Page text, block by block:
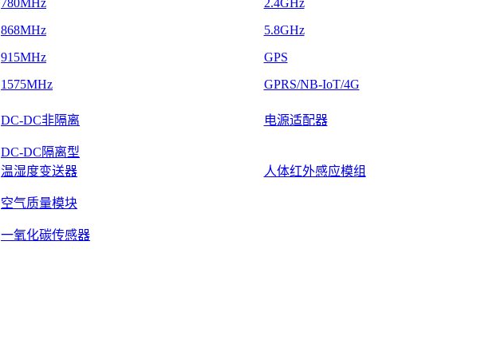
868MHz
915MHz
1575MHz
5.8GHz
GPS
GPRS/NB-IoT/4G
DC-DC非隔离
DC-DC隔离型
电源适配器
温湿度变送器
空气质量模块
一氧化碳传感器
人体红外感应模组